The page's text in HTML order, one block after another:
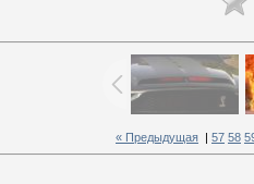
« Предыдущая 57 58